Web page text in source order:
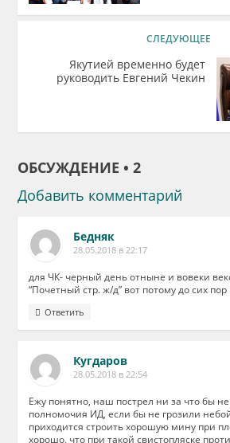
СЛЕДУЮЩЕЕ
Якутией временно будет
руководить Евгений Чекин
ОБСУЖДЕНИЕ • 2
Добавить комментарий
Бедняк
28.05.2018 в 22:17
для ЧК- черный день отныне и вовеки
“Почетный стр. ж/д” вот потому до сих пор
Ответить
Кугдаров
28.05.2018 в 22:54
Ежу понятно, наш пострел ни за что бы
полномочия ИД, если бы не грозили небой
приходится строить хорошую мину при
хорошо, что при такой свистопляске